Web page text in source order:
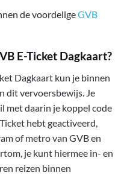
de voordeligeGVB
E-Ticket Dagkaart?
Dagkaart kun je binnen
dit vervoersbewijs. Je
met daarin je koppel code
hebt geactiveerd,
of metro van GVB en
je kunt hiermee in- en
reizen binnen